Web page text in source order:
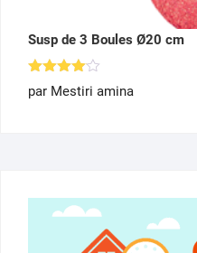
Susp de 3 Boules Ø20 cm
Note
sur 5
par Mestiri amina